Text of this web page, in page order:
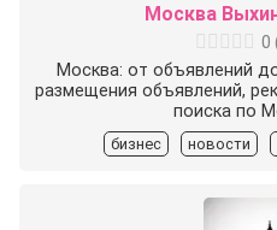
Москва
0
Москва: от объявлений
размещения объявлений,
поиска по
бизнес новости